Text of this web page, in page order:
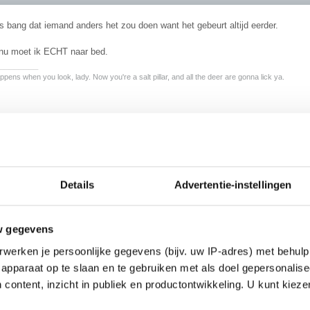
Details Advertentie-instellingen
gegevens
je persoonlijke gegevens (bijv. uw IP-adres) met
op te slaan en te gebruiken met als doel
content, inzicht in publiek en productontwikkeling. U kunt
bang dat iemand anders het zou doen want het gebeurt altijd eerder.
moet ik ECHT naar bed.
when you look, lady. Now you're a salt pillar, and all the deer are gonna lick ya.
ik me jou zo voor. geen idee waarom eigenlijk... sorry
)
geen baardgroei?